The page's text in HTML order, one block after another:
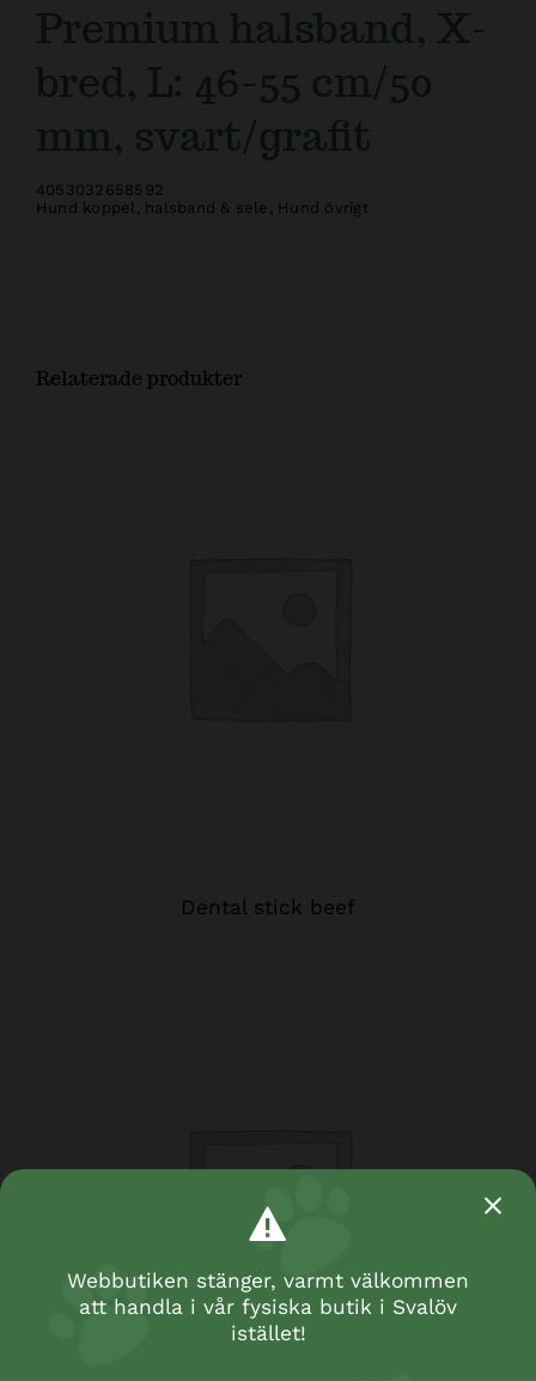
Premium halsband, X-
bred, L: 46-55 cm/50
mm, svart/grafit
4053032658592
Hund koppel, halsband & sele
Hund övrigt
Relaterade produkter
Dental stick beef
Webbutiken stänger, varmt välkommen
att handla i vår fysiska butik i Svalöv
istället!